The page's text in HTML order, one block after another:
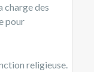
charge des
pour
religieuse.